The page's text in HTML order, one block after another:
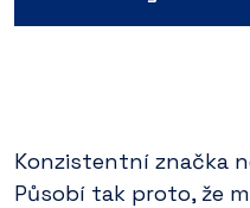
Konzistentní značka
Působí tak proto, že